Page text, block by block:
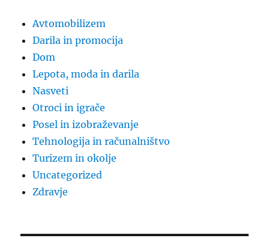
Avtomobilizem
Darila in promocija
Dom
Lepota, moda in darila
Nasveti
Otroci in igrače
Posel in izobraževanje
Tehnologija in računalništvo
Turizem in okolje
Uncategorized
Zdravje